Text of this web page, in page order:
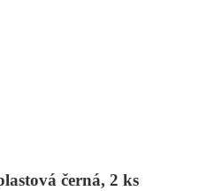
černá, 2 ks